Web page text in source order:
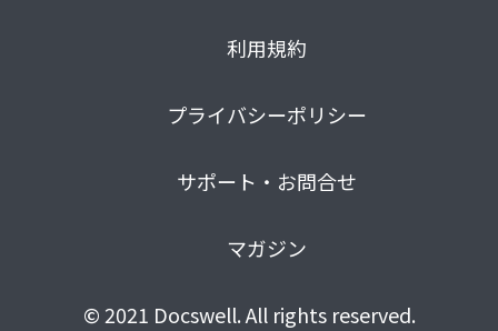
利用規約
プライバシーポリシー
サポート・お問合せ
マガジン
© 2021 Docswell. All rights reserved.